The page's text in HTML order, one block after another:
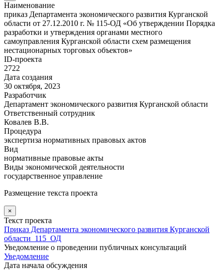
Наименование
приказ Департамента экономического развития Курганской
области от 27.12.2010 г. № 115-ОД «Об утверждении Порядка
разработки и утверждения органами местного
самоуправления Курганской области схем размещения
нестационарных торговых объектов»
ID-проекта
2722
Дата создания
30 октября, 2023
Разработчик
Департамент экономического развития Курганской области
Ответственный сотрудник
Ковалев В.В.
Процедура
экспертиза нормативных правовых актов
Вид
нормативные правовые акты
Виды экономической деятельности
государственное управление
Размещение текста проекта
×
Текст проекта
Приказ Департамента экономического развития Курганской
области_115_ОД
Уведомление о проведении публичных консультаций
Уведомление
Дата начала обсуждения